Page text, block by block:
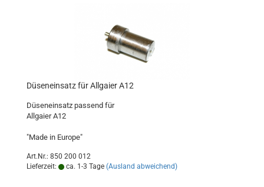
Düseneinsatz für Allgaier A12
Düseneinsatz passend für
Allgaier A12
"Made in Europe"
Art.Nr.: 850 200 012
Lieferzeit:
ca. 1-3 Tage (Ausland abweichend)